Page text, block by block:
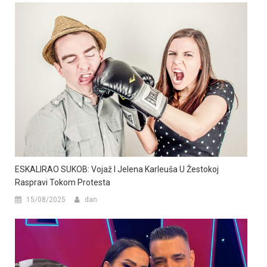
ESKALIRAO SUKOB: Vojaž I Jelena Karleuša U Žestokoj
Raspravi Tokom Protesta
15/08/2025 dan